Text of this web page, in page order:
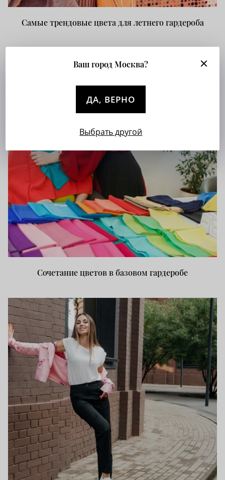
Самые трендовые цвета для летнего гардероба
Сочетание цветов в базовом гардеробе
Ваш город Москва?
ДА, ВЕРНО
Выбрать другой